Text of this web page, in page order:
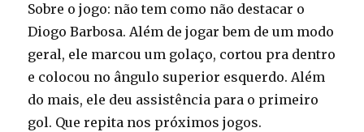
Sobre o jogo: não tem como não destacar o
Diogo Barbosa. Além de jogar bem de um modo
geral, ele marcou um golaço, cortou pra dentro
e colocou no ângulo superior esquerdo. Além
do mais, ele deu assistência para o primeiro
gol. Que repita nos próximos jogos.